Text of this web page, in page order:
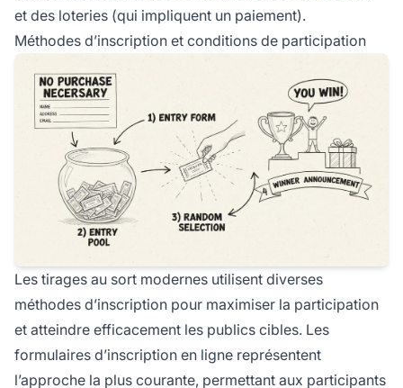
et des loteries (qui impliquent un paiement).
Méthodes d’inscription et conditions de participation
Les tirages au sort modernes utilisent diverses
méthodes d’inscription pour maximiser la participation
et atteindre efficacement les publics cibles. Les
formulaires d’inscription en ligne représentent
l’approche la plus courante, permettant aux participants